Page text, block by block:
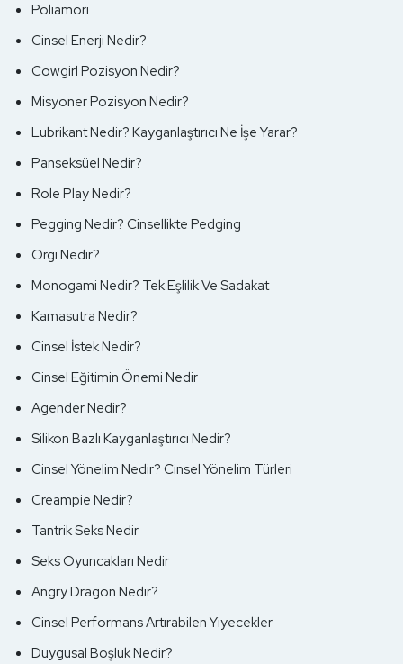
Devamını Oku
Poliamori
Cinsel Enerji Nedir?
Cowgirl Pozisyon Nedir?
Misyoner Pozisyon Nedir?
Lubrikant Nedir? Kayganlaştırıcı Ne İşe Yarar?
Panseksüel Nedir?
Role Play Nedir?
Pegging Nedir? Cinsellikte Pedging
Orgi Nedir?
Monogami Nedir? Tek Eşlilik Ve Sadakat
Kamasutra Nedir?
Cinsel İstek Nedir?
Cinsel Eğitimin Önemi Nedir
Agender Nedir?
Silikon Bazlı Kayganlaştırıcı Nedir?
Cinsel Yönelim Nedir? Cinsel Yönelim Türleri
Creampie Nedir?
Tantrik Seks Nedir
Seks Oyuncakları Nedir
Angry Dragon Nedir?
Cinsel Performans Artırabilen Yiyecekler
Duygusal Boşluk Nedir?